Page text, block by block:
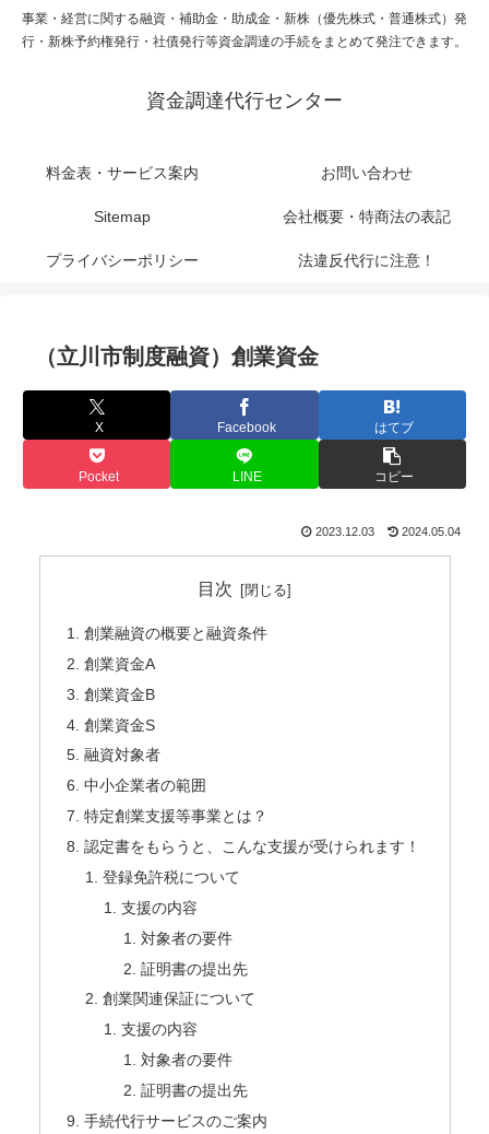
事業・経営に関する融資・補助金・助成金・新株（優先株式・普通株式）発
行・新株予約権発行・社債発行等資金調達の手続をまとめて発注できます。
資金調達代行センター
料金表・サービス案内 お問い合わせ
Sitemap 会社概要・特商法の表記
プライバシーポリシー 法違反代行に注意！
（立川市制度融資）創業資金
X Facebook はてブ
Pocket LINE コピー
2023.12.03 2024.05.04
目次
創業融資の概要と融資条件
創業資金A
創業資金B
創業資金S
融資対象者
中小企業者の範囲
特定創業支援等事業とは？
認定書をもらうと、こんな支援が受けられます！
登録免許税について
支援の内容
対象者の要件
証明書の提出先
創業関連保証について
支援の内容
対象者の要件
証明書の提出先
手続代行サービスのご案内